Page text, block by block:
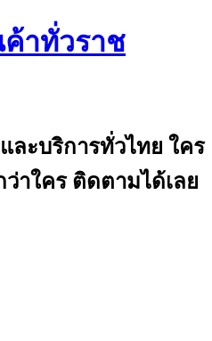
าทั่วราช
ละบริการทั่วไทย ใคร
ว่าใคร ติดตามได้เลย